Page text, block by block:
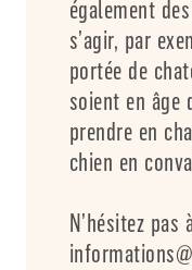
également
s’agir, par
portée de
soient en âge
prendre en
chien en
N’hésitez pas